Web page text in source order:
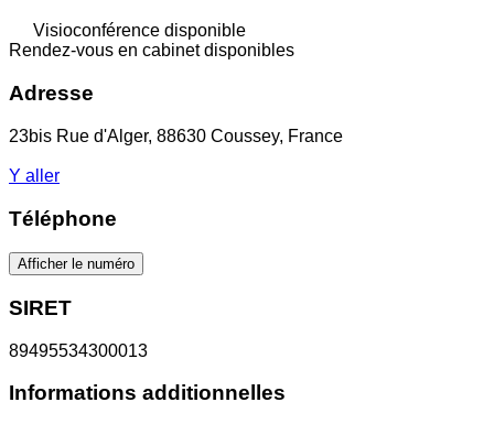
Visioconférence disponible
Rendez-vous en cabinet disponibles
Adresse
23bis Rue d'Alger, 88630 Coussey, France
Y aller
Téléphone
Afficher le numéro
SIRET
89495534300013
Informations additionnelles